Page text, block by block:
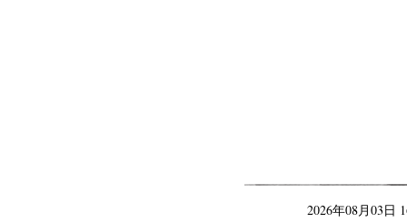
2026年08月03日